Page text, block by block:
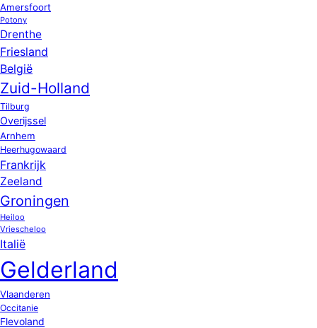
Amersfoort
Potony
Drenthe
Friesland
België
Zuid-Holland
Tilburg
Overijssel
Arnhem
Heerhugowaard
Frankrijk
Zeeland
Groningen
Heiloo
Vriescheloo
Italië
Gelderland
Vlaanderen
Occitanie
Flevoland